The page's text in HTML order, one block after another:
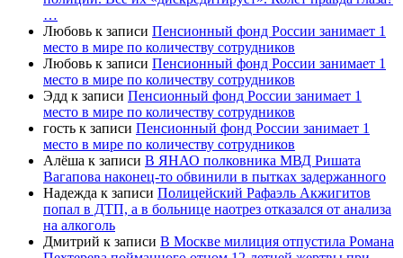
…
Любовь к записи Пенсионный фонд России занимает 1
место в мире по количеству сотрудников
Любовь к записи Пенсионный фонд России занимает 1
место в мире по количеству сотрудников
Эдд к записи Пенсионный фонд России занимает 1
место в мире по количеству сотрудников
гость к записи Пенсионный фонд России занимает 1
место в мире по количеству сотрудников
Алёша к записи В ЯНАО полковника МВД Ришата
Вагапова наконец-то обвинили в пытках задержанного
Надежда к записи Полицейский Рафаэль Акжигитов
попал в ДТП, а в больнице наотрез отказался от анализа
на алкоголь
Дмитрий к записи В Москве милиция отпустила Романа